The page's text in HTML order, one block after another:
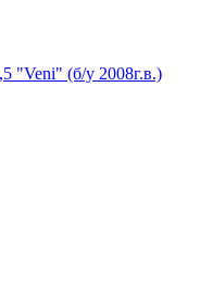
"Veni" (б/у 2008г.в.)